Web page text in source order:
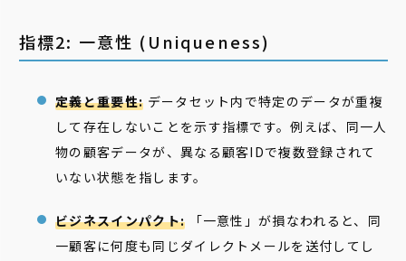
指標2: 一意性 (Uniqueness)
定義と重要性: データセット内で特定のデータが重複
して存在しないことを示す指標です。例えば、同一人
物の顧客データが、異なる顧客IDで複数登録されて
いない状態を指します。
ビジネスインパクト: 「一意性」が損なわれると、同
一顧客に何度も同じダイレクトメールを送付してし